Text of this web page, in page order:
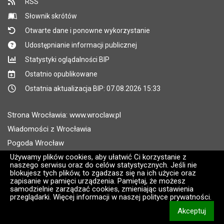
Używamy plików cookies, aby ułatwić Ci korzystanie z
naszego serwisu oraz do celów statystycznych. Jeśli nie
blokujesz tych plików, to zgadzasz się na ich użycie oraz
zapisanie w pamięci urządzenia. Pamiętaj, że możesz
samodzielnie zarządzać cookies, zmieniając ustawienia
przeglądarki. Więcej informacji w naszej polityce prywatności.
Akceptuj
Słownik skrótów
Otwarte dane i ponowne wykorzystanie
Udostępnianie informacji publicznej
Statystyki oglądalności BIP
Ostatnio opublikowane
Ostatnia aktualizacja BIP: 07.08.2026 15:33
Strona Wrocławia: www.wroclaw.pl
Wiadomości z Wrocławia
Pogoda Wrocław
Rozkłady jazdy MPK Wrocław
Administratorem wroclaw.pl jest: ARAW
Wersja systemu: 2.8.30.09